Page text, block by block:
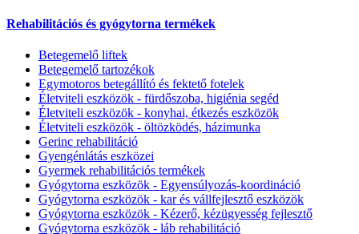
Rehabilitációs és gyógytorna termékek
Betegemelő liftek
Betegemelő tartozékok
Egymotoros betegállító és fektető fotelek
Életviteli eszközök - fürdőszoba, higiénia segéd
Életviteli eszközök - konyhai, étkezés eszközök
Életviteli eszközök - öltözködés, házimunka
Gerinc rehabilitáció
Gyengénlátás eszközei
Gyermek rehabilitációs termékek
Gyógytorna eszközök - Egyensúlyozás-koordináció
Gyógytorna eszközök - kar és vállfejlesztő eszközök
Gyógytorna eszközök - Kézerő, kézügyesség fejlesztő
Gyógytorna eszközök - láb rehabilitáció